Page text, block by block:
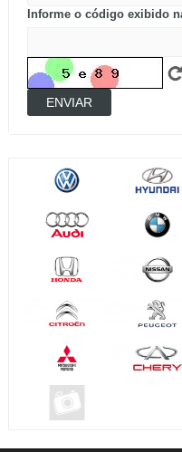
Informe o código exibido
ENVIAR